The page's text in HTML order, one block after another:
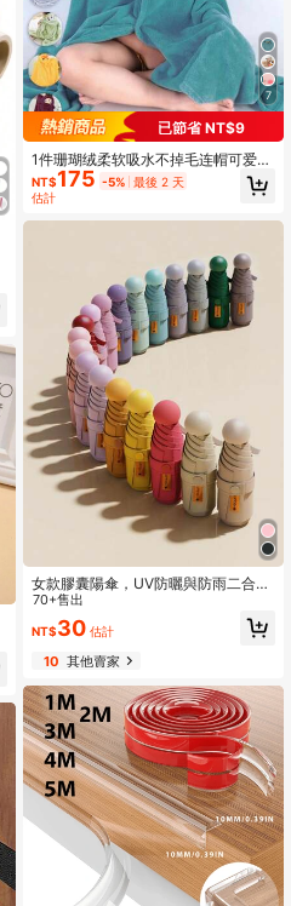
7
已節省 NT$9
1件珊瑚绒柔软吸水不掉毛连帽可爱卡
通可穿戴斗篷披肩泳衣珊瑚绒浴巾浴
袍 70*140cm 或 1件加大码90*150c
m 斗篷披肩泳衣珊瑚绒浴巾浴袍
NT$175 -5% 最後 2 天
估計
女款膠囊陽傘，UV防曬與防雨二合
一，迷你5折超輕量便攜，戶外UPF5
0+防水防曬雨傘，度假禮物首選，時
尚便攜傘，新穎設計，輕量膠囊迷你
陽傘，UV防曬與防雨，可折疊附收納
袋，適用於學校、辦公室、居家、旅
行、戶外、花園，旅行必備
70+售出
NT$30 估計
10 其他賣家